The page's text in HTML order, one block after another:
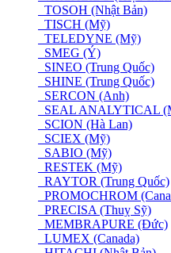
TOSOH (Nhật Bản)
TISCH (Mỹ)
TELEDYNE (Mỹ)
SMEG (Ý)
SINEO (Trung Quốc)
SHINE (Trung Quốc)
SERCON (Anh)
SEAL ANALYTICAL
SCION (Hà Lan)
SCIEX (Mỹ)
SABIO (Mỹ)
RESTEK (Mỹ)
RAYTOR (Trung Quốc)
PROMOCHROM
PRECISA (Thuỵ Sỹ)
MEMBRAPURE (Đức)
LUMEX (Canada)